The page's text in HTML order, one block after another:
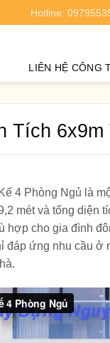
Hotline:
LIÊN HỆ CÔNG
Tích
4 Phòng Ngủ là
mét và tổng diện
hợp cho gia đình
đáp ứng nhu cầu
toán chi phí